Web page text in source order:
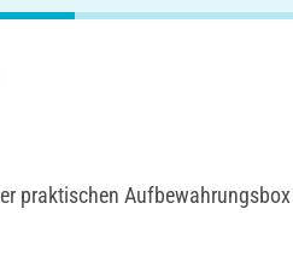
praktischen